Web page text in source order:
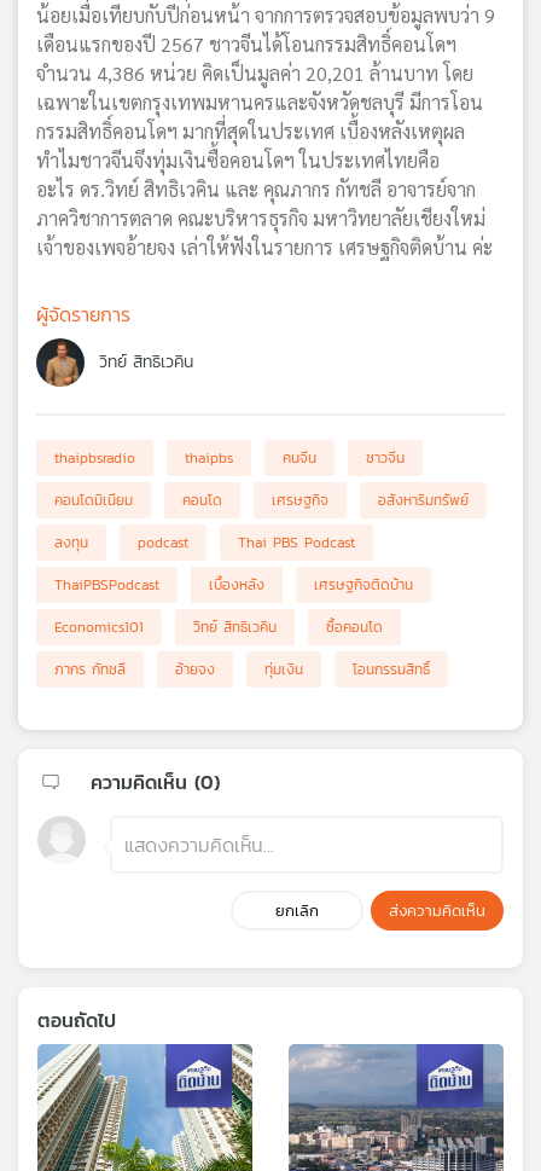
น้อยเมื่อเทียบกับปีก่อนหน้า จากการตรวจสอบข้อมูลพบว่า 9
เดือนแรกของปี 2567 ชาวจีนได้โอนกรรมสิทธิ์คอนโดฯ
จำนวน 4,386 หน่วย คิดเป็นมูลค่า 20,201 ล้านบาท โดย
เฉพาะในเขตกรุงเทพมหานครและจังหวัดชลบุรี มีการโอน
กรรมสิทธิ์คอนโดฯ มากที่สุดในประเทศ เบื้องหลังเหตุผล
ทำไมชาวจีนจึงทุ่มเงินซื้อคอนโดฯ ในประเทศไทยคือ
อะไร ดร.วิทย์ สิทธิเวคิน และ คุณภากร กัทชลี อาจารย์จาก
ภาควิชาการตลาด คณะบริหารธุรกิจ มหาวิทยาลัยเชียงใหม่
เจ้าของเพจอ้ายจง เล่าให้ฟังในรายการ เศรษฐกิจติดบ้าน ค่ะ
ผู้จัดรายการ
วิทย์ สิทธิเวคิน
thaipbsradio thaipbs คนจีน
ชาวจีน
คอนโดมิเนียม
คอนโด เศรษฐกิจ
อสังหาริมทรัพย์
ลงทุน
podcast
Thai PBS Podcast
ThaiPBSPodcast
เบื้องหลัง
เศรษฐกิจติดบ้าน
Economics101
วิทย์ สิทธิเวคิน
ซื้อคอนโด
ภากร กัทชลี
อ้ายจง ทุ่มเงิน โอนกรรมสิทธิ์
ความคิดเห็น (0)
ยกเลิก ส่งความคิดเห็น
ตอนถัดไป